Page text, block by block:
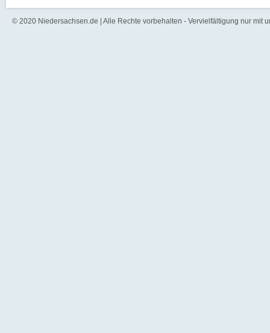
© 2020 Niedersachsen.de | Alle Rechte vorbehalten - Vervielfältigung nur mit